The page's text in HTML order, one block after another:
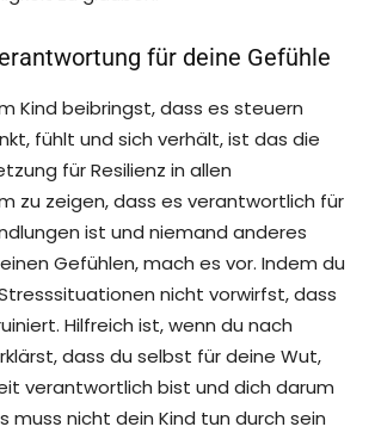
für deine Gefühle
Kind beibringst, dass es steuern
fühlt und sich verhält, ist das die
für Resilienz in allen
zu zeigen, dass es verantwortlich für
ist und niemand anderes
Gefühlen, mach es vor. Indem du
nicht vorwirfst, dass
Hilfreich ist, wenn du nach
dass du selbst für deine Wut,
verantwortlich bist und dich darum
muss nicht dein Kind tun durch sein